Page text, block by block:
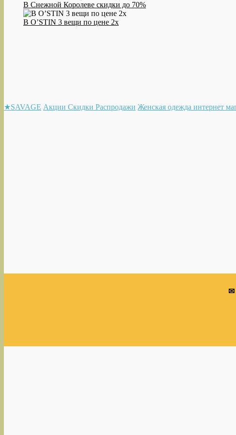
В Снежной Королеве скидки до 70%
В O’STIN 3 вещи по цене 2х
★SAVAGE Акции Скидки Распродажи Женская одежда интернет
✉